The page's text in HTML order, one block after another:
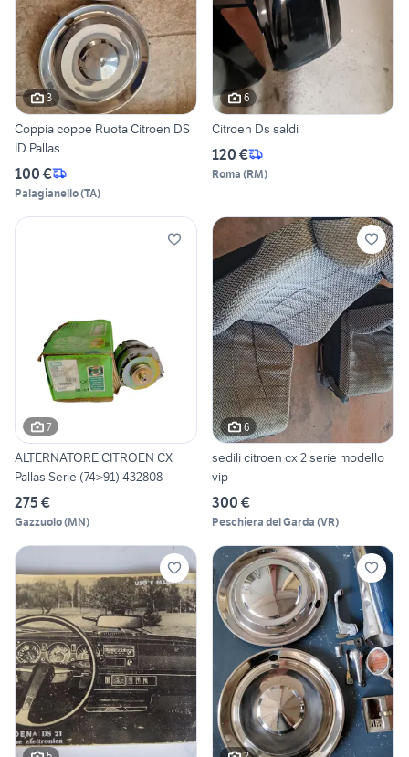
3
Coppia coppe Ruota Citroen DS
ID Pallas
100 €
Palagianello(TA)
6
Citroen Ds saldi
120 €
Roma (RM)
7
ALTERNATORE CITROEN CX
Pallas Serie (74>91) 432808
275 €
Gazzuolo(MN)
6
sedili citroen cx 2 serie modello
vip
300 €
Peschiera del Garda (VR)